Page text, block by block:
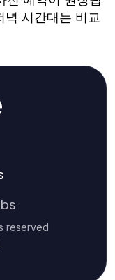
녁 시간대는 비교
reserved